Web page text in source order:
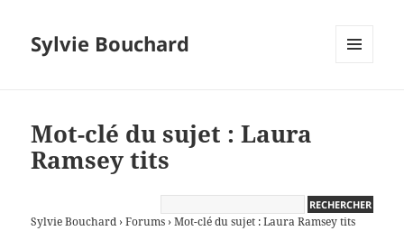
Sylvie Bouchard
Mot-clé du sujet : Laura
Ramsey tits
Sylvie Bouchard › Forums › Mot-clé du sujet : Laura Ramsey tits